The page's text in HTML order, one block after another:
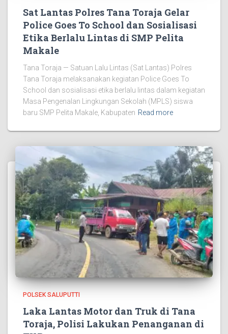
Sat Lantas Polres Tana Toraja Gelar
Police Goes To School dan Sosialisasi
Etika Berlalu Lintas di SMP Pelita
Makale
Tana Toraja — Satuan Lalu Lintas (Sat Lantas) Polres
Tana Toraja melaksanakan kegiatan Police Goes To
School dan sosialisasi etika berlalu lintas dalam kegiatan
Masa Pengenalan Lingkungan Sekolah (MPLS) siswa
baru SMP Pelita Makale, Kabupaten Read more
POLSEK SALUPUTTI
Laka Lantas Motor dan Truk di Tana
Toraja, Polisi Lakukan Penanganan di